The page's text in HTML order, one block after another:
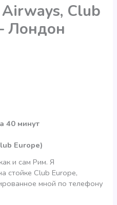
Club
Лондон
40 минут
Europe)
и сам Рим. Я
стойке Сlub Europe,
мной по телефону